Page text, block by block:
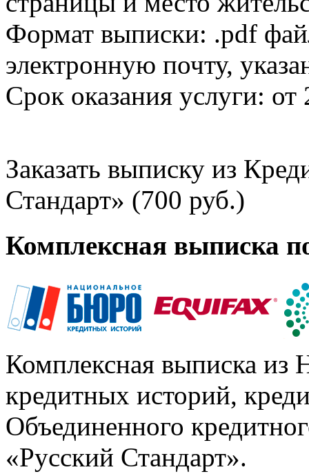
Формат выписки: .pdf
электронную почту,
Срок оказания услуги: от
Заказать выписку из
Стандарт» (700 руб.)
Комплексная выписка
Комплексная выписка из
кредитных историй,
Объединенного
«Русский Стандарт».